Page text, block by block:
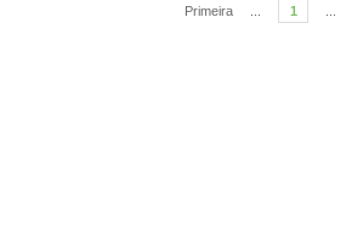
Primeira 1